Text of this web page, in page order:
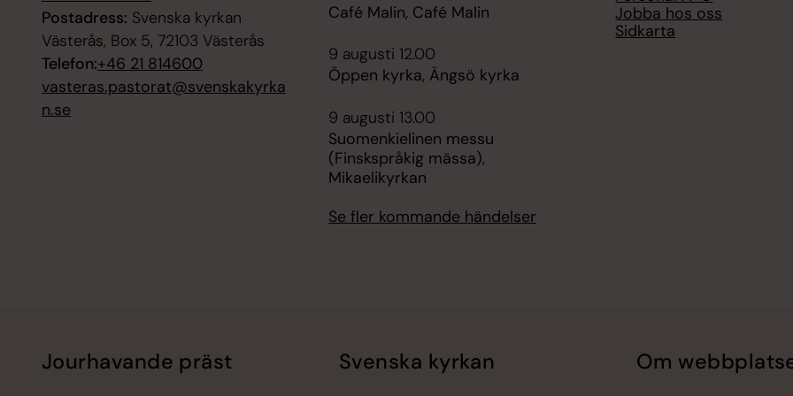
Postadress: Svenska kyrkan
Västerås, Box 5, 72103 Västerås
Telefon:+46 21 814600
vasteras.pastorat@svenskakyrka
n.se
Café Malin, Café Malin
9 augusti 12.00
Öppen kyrka, Ängsö kyrka
9 augusti 13.00
Suomenkielinen messu
(Finskspråkig mässa),
Mikaelikyrkan
Se fler kommande händelser
Jobba hos oss
Sidkarta
Jourhavande präst Svenska kyrkan Om